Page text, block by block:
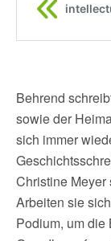
Behrend
sowie der
sich immer
Christine Meyer
Arbeiten sie
Podium, um